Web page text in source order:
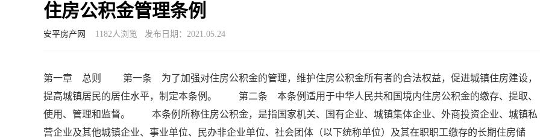
住房公积金管理条例
安平房产网 1182人浏览 发布日期：2021.05.24
第一章 总则 第一条 为了加强对住房公积金的管理，维护住房公积金所有者的合法权益，促进城镇住房建设，
提高城镇居民的居住水平，制定本条例。 第二条 本条例适用于中华人民共和国境内住房公积金的缴存、提取、
使用、管理和监督。 本条例所称住房公积金，是指国家机关、国有企业、城镇集体企业、外商投资企业、城镇私
营企业及其他城镇企业、事业单位、民办非企业单位、社会团体（以下统称单位）及其在职职工缴存的长期住房储